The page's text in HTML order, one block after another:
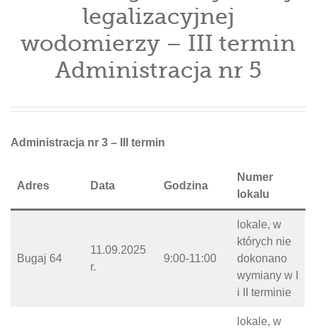
legalizacyjnej
wodomierzy – III termin
Administracja nr 5
Administracja nr 3 – III termin
Adres Data Godzina
Numer
lokalu
Bugaj 64
11.09.2025
r.
9:00-11:00
lokale, w
których nie
dokonano
wymiany w I
i II terminie
lokale, w